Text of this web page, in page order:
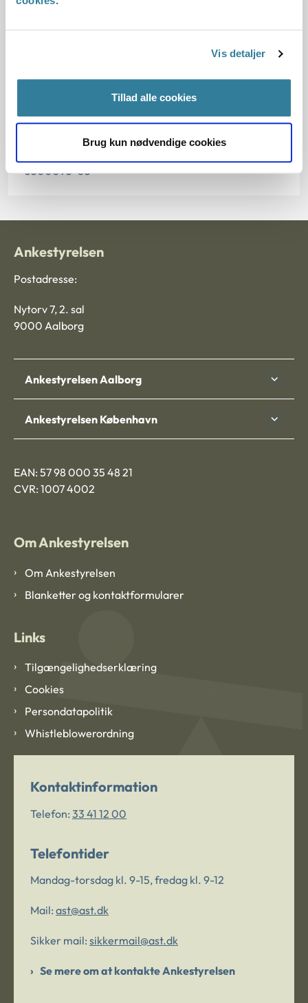
Vis detaljer
Tillad alle cookies
Brug kun nødvendige cookies
10.07.2013
Denne principafgørelse er kasseret den 1. august
2019, da den ikke længere har vejledningsværdi.
Paragraf
Journalnummer
3500095-03
Ankestyrelsen
Postadresse:
Nytorv 7, 2. sal
9000 Aalborg
Ankestyrelsen Aalborg
Ankestyrelsen København
EAN: 57 98 000 35 48 21
CVR: 1007 4002
Om Ankestyrelsen
Om Ankestyrelsen
Blanketter og kontaktformularer
Links
Tilgængelighedserklæring
Cookies
Persondatapolitik
Whistleblowerordning
Kontaktinformation
Telefon: 33 41 12 00
Telefontider
Mandag-torsdag kl. 9-15, fredag kl. 9-12
Mail: ast@ast.dk
Sikker mail: sikkermail@ast.dk
Se mere om at kontakte Ankestyrelsen